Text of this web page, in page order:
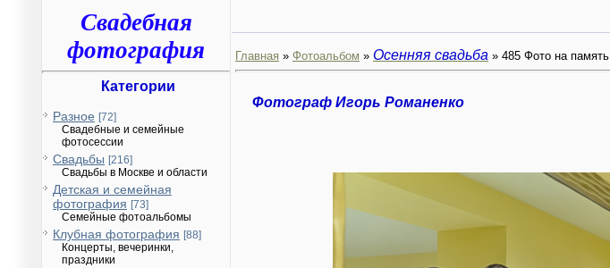
Свадебная
фотография
Категории
Разное [72]
Свадебные и семейные
фотосессии
Свадьбы [216]
Свадьбы в Москве и области
Детская и семейная
фотография [73]
Семейные фотоальбомы
Клубная фотография [88]
Концерты, вечеринки,
праздники
Главная » Фотоальбом » Осенняя свадьба » 485 Фото на память
Фотограф Игорь Романенко